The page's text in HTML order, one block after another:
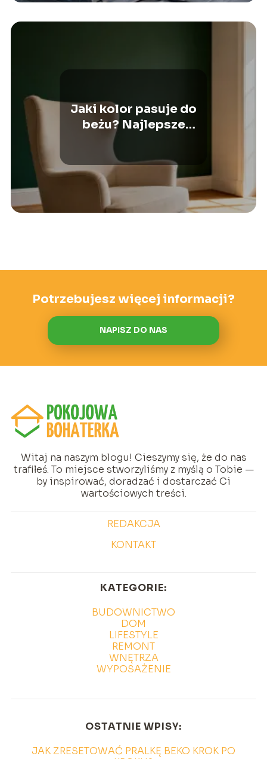
Jaki kolor pasuje do
beżu? Najlepsze
połączenia
kolorystyczne
Potrzebujesz więcej informacji?
NAPISZ DO NAS
Witaj na naszym blogu! Cieszymy się, że do nas
trafiłeś. To miejsce stworzyliśmy z myślą o Tobie —
by inspirować, doradzać i dostarczać Ci
wartościowych treści.
REDAKCJA
KONTAKT
KATEGORIE:
BUDOWNICTWO
DOM
LIFESTYLE
REMONT
WNĘTRZA
WYPOSAŻENIE
OSTATNIE WPISY:
JAK ZRESETOWAĆ PRALKĘ BEKO KROK PO